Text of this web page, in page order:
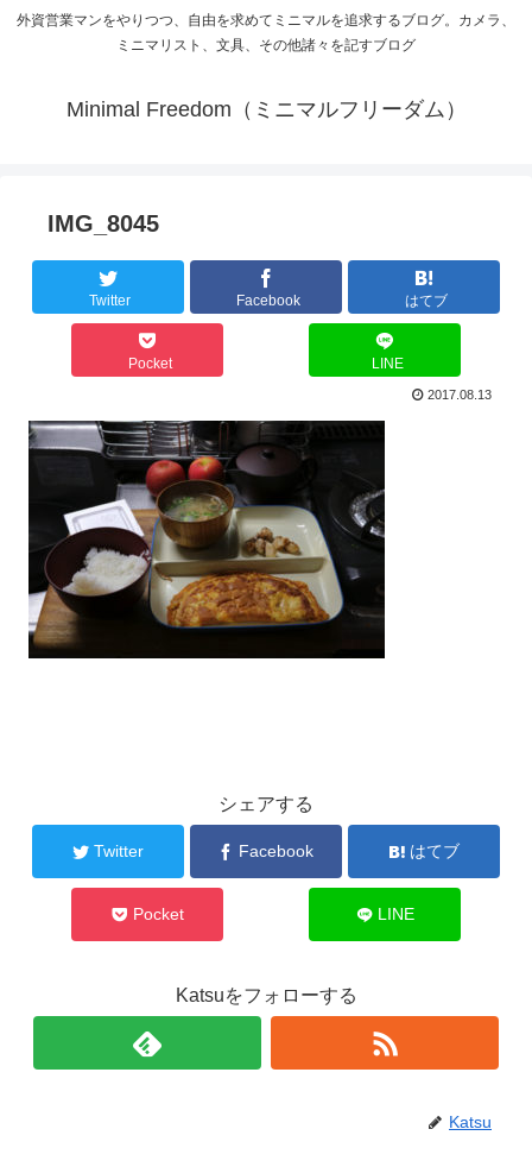
外資営業マンをやりつつ、自由を求めてミニマルを追求するブログ。カメラ、
ミニマリスト、文具、その他諸々を記すブログ
Minimal Freedom（ミニマルフリーダム）
IMG_8045
Twitter Facebook はてブ
Pocket LINE
2017.08.13
シェアする
Twitter Facebook はてブ
Pocket LINE
Katsuをフォローする
Katsu